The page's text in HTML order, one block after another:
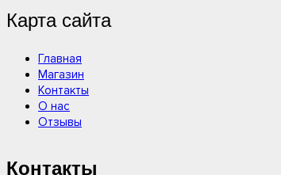
Карта сайта
Главная
Магазин
Контакты
О нас
Отзывы
Контакты